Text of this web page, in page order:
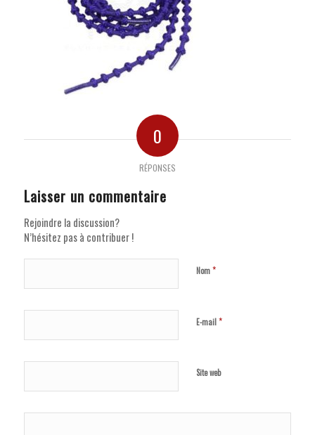
0
RÉPONSES
Laisser un commentaire
Rejoindre la discussion?
N’hésitez pas à contribuer !
Nom*
E-mail*
Site web